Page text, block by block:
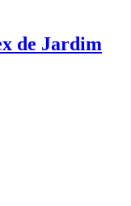
de Jardim